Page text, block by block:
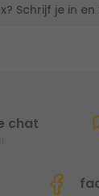
Schrijf je in
chat